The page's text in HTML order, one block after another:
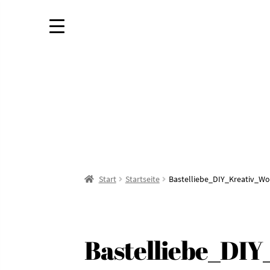
Start Startseite